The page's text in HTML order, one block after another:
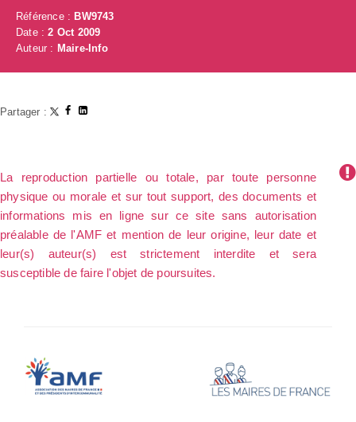
Référence :BW9743
Date :2 Oct 2009
Auteur : Maire-Info
Partager :
La reproduction partielle ou totale, par toute personne
physique ou morale et sur tout support, des documents et
informations mis en ligne sur ce site sans autorisation
préalable de l'AMF et mention de leur origine, leur date et
leur(s) auteur(s) est strictement interdite et sera
susceptible de faire l'objet de poursuites.